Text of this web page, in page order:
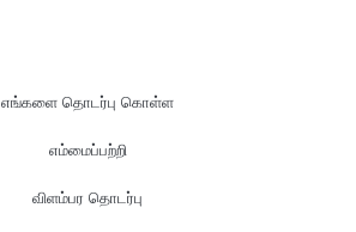
எங்களை தொடர்பு கொள்ள
எம்மைப்பற்றி
விளம்பர தொடர்பு